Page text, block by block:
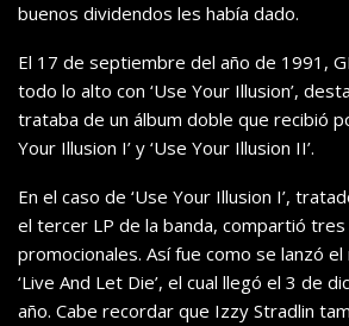
buenos dividendos les había dado.
El 17 de septiembre del año de 1991,
todo lo alto con ‘Use Your Illusion’,
trataba de un álbum doble que recibió
Your Illusion I’ y ‘Use Your Illusion II’.
En el caso de ‘Use Your Illusion I’,
el tercer LP de la banda, compartió tres
promocionales. Así fue como se lanzó
‘Live And Let Die’, el cual llegó el 3 de
año. Cabe recordar que Izzy Stradlin